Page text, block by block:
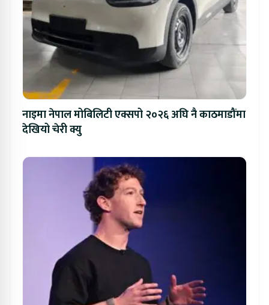
नाइमा नेपाल मोबिलिटी एक्सपो २०२६ अघि नै काठमाडौंमा
देखियो चेरी क्यु